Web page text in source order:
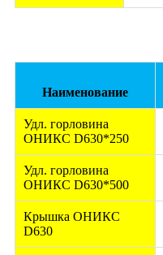
Наименование
Удл. горловина
ОНИКС D630*250
Удл. горловина
ОНИКС D630*500
Крышка ОНИКС
D630